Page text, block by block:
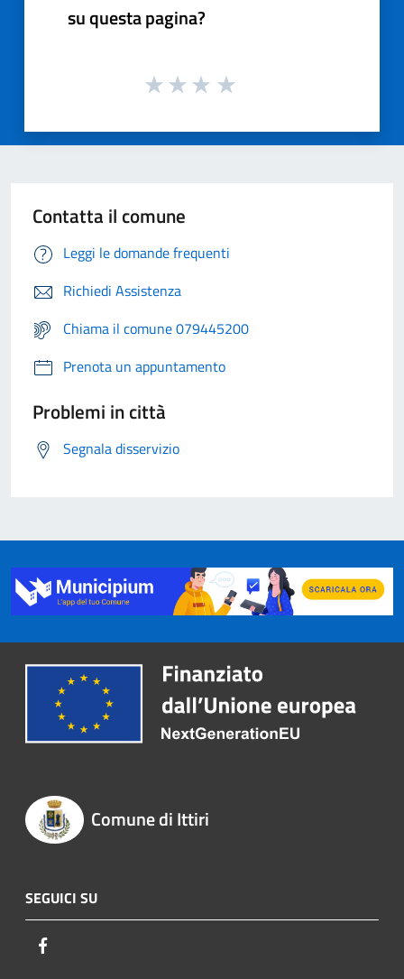
su questa pagina?
Contatta il comune
Leggi le domande frequenti
Richiedi Assistenza
Chiama il comune 079445200
Prenota un appuntamento
Problemi in città
Segnala disservizio
Comune di Ittiri
SEGUICI SU